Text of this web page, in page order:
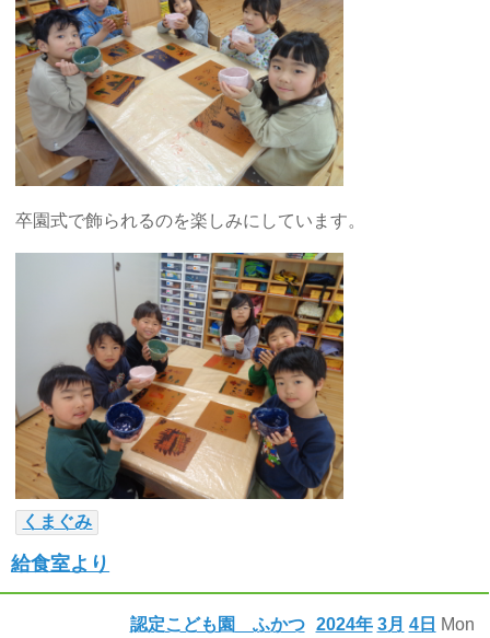
卒園式で飾られるのを楽しみにしています。
くまぐみ
給食室より
2024年 3月 4日 Mon
認定こども園 ふかつ